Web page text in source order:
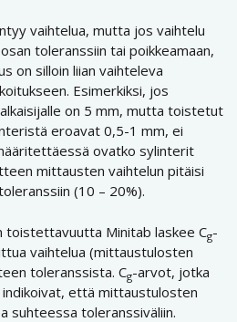
vaihtelua, mutta jos vaihtelu
toleranssiin tai poikkeamaan,
on silloin liian vaihteleva
Esimerkiksi, jos
on 5 mm, mutta toistetut
eroavat 0,5-1 mm, ei
ovatko sylinterit
mittausten vaihtelun pitäisi
(10 – 20%).
toistettavuutta Minitab laskee Cg-
vaihtelua (mittaustulosten
toleranssista. Cg-arvot, jotka
että mittaustulosten
suhteessa toleranssiväliin.